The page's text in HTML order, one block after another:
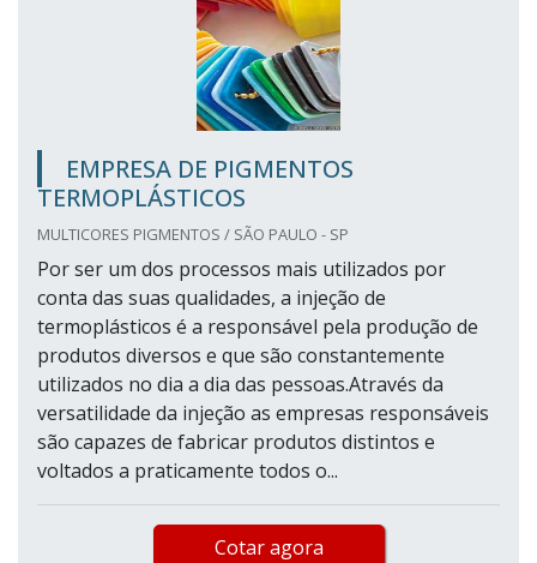
EMPRESA DE PIGMENTOS
TERMOPLÁSTICOS
MULTICORES PIGMENTOS / SÃO PAULO - SP
Por ser um dos processos mais utilizados por
conta das suas qualidades, a injeção de
termoplásticos é a responsável pela produção de
produtos diversos e que são constantemente
utilizados no dia a dia das pessoas.Através da
versatilidade da injeção as empresas responsáveis
são capazes de fabricar produtos distintos e
voltados a praticamente todos o...
Cotar agora